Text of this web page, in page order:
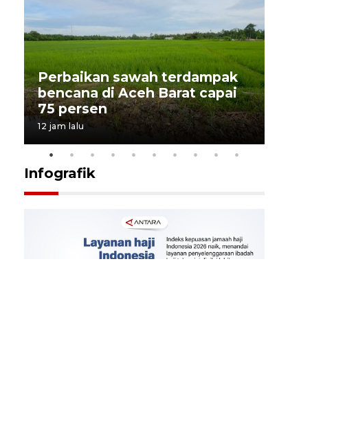
Perbaikan sawah terdampak
bencana di Aceh Barat capai
75 persen
12 jam lalu
Infografik